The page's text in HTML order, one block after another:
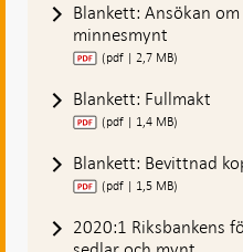
Blankett: Ansökan
minnesmynt
(pdf | 2,7 MB)
Blankett: Fullmakt
(pdf | 1,4 MB)
Blankett: Bevittnad
(pdf | 1,5 MB)
2020:1 Riksbankens